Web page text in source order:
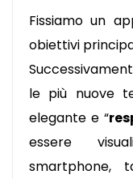
Fissiamo un
obiettivi
le più nuove
elegante e “
essere
smartphone,